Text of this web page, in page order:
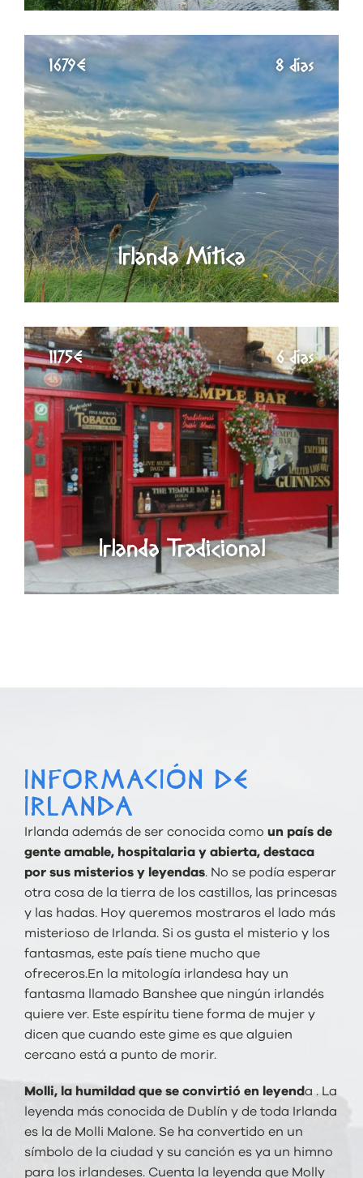
Irlanda Mítica
1679€ 8 días
Irlanda Tradicional
1175€ 6 días
INFORMACIÓN DE
IRLANDA
Irlanda además de ser conocida como un país de
gente amable, hospitalaria y abierta, destaca
por sus misterios y leyendas. No se podía esperar
otra cosa de la tierra de los castillos, las princesas
y las hadas. Hoy queremos mostraros el lado más
misterioso de Irlanda. Si os gusta el misterio y los
fantasmas, este país tiene mucho que
ofreceros.En la mitología irlandesa hay un
fantasma llamado Banshee que ningún irlandés
quiere ver. Este espíritu tiene forma de mujer y
dicen que cuando este gime es que alguien
cercano está a punto de morir.
Molli, la humildad que se convirtió en leyenda . La
leyenda más conocida de Dublín y de toda Irlanda
es la de Molli Malone. Se ha convertido en un
símbolo de la ciudad y su canción es ya un himno
para los irlandeses. Cuenta la leyenda que Molly